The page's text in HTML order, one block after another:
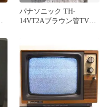
パナソニック TH-
14VT2Aブラウン管TVリ